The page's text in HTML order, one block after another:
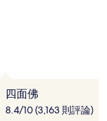
四面佛
8.4/10 (3,163 則評論)